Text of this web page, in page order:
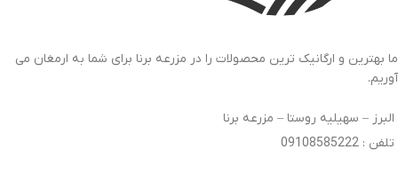
ما بهترین و ارگانیک ترین محصولات را در مزرعه برنا برای شما به ارمغان می
آوریم.
البرز – سهیلیه روستا – مزرعه برنا
تلفن : 09108585222